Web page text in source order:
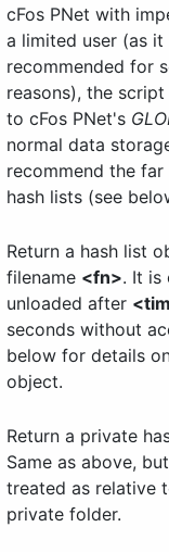
cFos PNet with
a limited user (as it
recommended for
reasons), the
to cFos PNet's
normal data
recommend the
hash lists (see
Return a hash list
filename <fn>. It is
unloaded after
seconds without
below for details
object.
Return a private
Same as above,
treated as relative
private folder.